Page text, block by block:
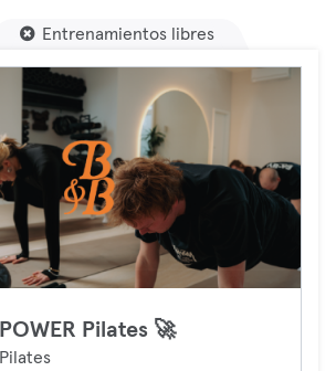
Entrenamientos libres
POWER Pilates 🚀
Pilates